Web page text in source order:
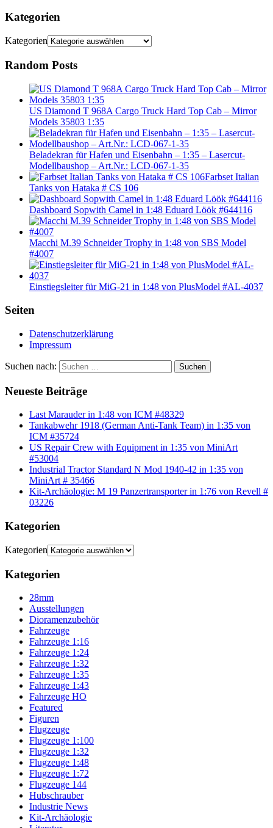
Kategorien
Kategorien
Random Posts
US Diamond T 968A Cargo Truck Hard Top Cab – Mirror
Models 35803 1:35
Beladekran für Hafen und Eisenbahn – 1:35 – Lasercut-
Modellbaushop – Art.Nr.: LCD-067-1-35
Farbset Italian
Tanks von Hataka # CS 106
Dashboard Sopwith Camel in 1:48 Eduard Löök #644116
Macchi M.39 Schneider Trophy in 1:48 von SBS Model
#4007
Einstiegsleiter für MiG-21 in 1:48 von PlusModel #AL-4037
Seiten
Datenschutzerklärung
Impressum
Suchen nach: Suchen
Neueste Beiträge
Last Marauder in 1:48 von ICM #48329
Tankabwehr 1918 (German Anti-Tank Team) in 1:35 von
ICM #35724
US Repair Crew with Equipment in 1:35 von MiniArt
#53004
Industrial Tractor Standard N Mod 1940-42 in 1:35 von
MiniArt # 35466
Kit-Archäologie: M 19 Panzertransporter in 1:76 von Revell #
03226
Kategorien
Kategorien
Kategorien
28mm
Ausstellungen
Dioramenzubehör
Fahrzeuge
Fahrzeuge 1:16
Fahrzeuge 1:24
Fahrzeuge 1:32
Fahrzeuge 1:35
Fahrzeuge 1:43
Fahrzeuge HO
Featured
Figuren
Flugzeuge
Flugzeuge 1:100
Flugzeuge 1:32
Flugzeuge 1:48
Flugzeuge 1:72
Flugzeuge 144
Hubschrauber
Industrie News
Kit-Archäologie